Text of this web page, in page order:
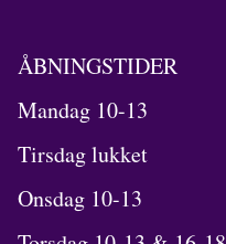
ÅBNINGSTIDER
Mandag 10-13
Tirsdag lukket
Onsdag 10-13